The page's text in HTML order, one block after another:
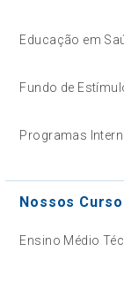
Educação em
Fundo de
Programas
Nossos
Ensino Médio